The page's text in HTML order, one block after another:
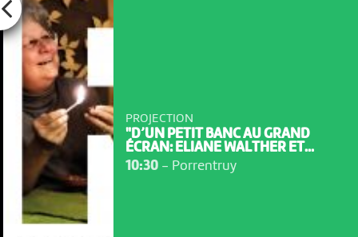
PROJECTION
"D’UN PETIT BANC AU GRAND
ÉCRAN: ELIANE WALTHER ET...
10:30- Porrentruy